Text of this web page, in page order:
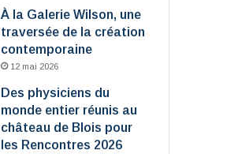
À la Galerie Wilson, une
traversée de la création
contemporaine
12 mai 2026
Des physiciens du
monde entier réunis au
château de Blois pour
les Rencontres 2026